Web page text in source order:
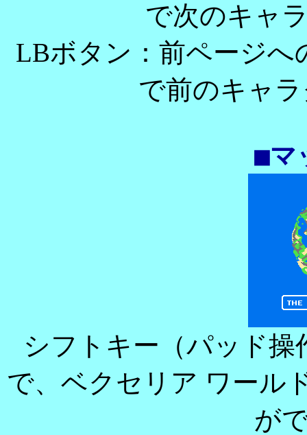
で次のキャ
LBボタン：前ページへ
で前のキャ
■マ
シフトキー（パッド
で、ベクセリア ワール
が